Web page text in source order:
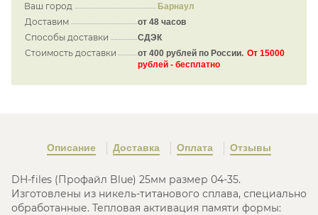
Ваш город Барнаул
Доставим от 48 часов
Способы доставки СДЭК
Стоимость доставки от 400 рублей по России. От 15000
рублей - бесплатно
Описание Доставка Оплата Отзывы
DH-files (Профайл Blue) 25мм размер 04-35.
Изготовлены из никель-титанового сплава, специально
обработанные. Тепловая активация памяти формы: